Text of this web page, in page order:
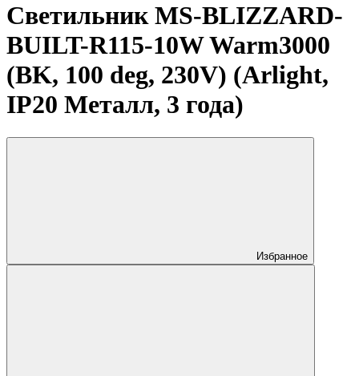
Светильник MS-BLIZZARD-
BUILT-R115-10W Warm3000
(BK, 100 deg, 230V) (Arlight,
IP20 Металл, 3 года)
Избранное